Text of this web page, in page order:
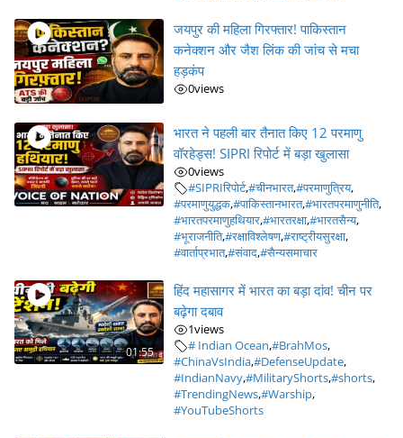
जयपुर की महिला गिरफ्तार! पाकिस्तान
कनेक्शन और जैश लिंक की जांच से मचा
हड़कंप
0views
भारत ने पहली बार तैनात किए 12 परमाणु
वॉरहेड्स! SIPRI रिपोर्ट में बड़ा खुलासा
0views
#SIPRIरिपोर्ट,#चीनभारत,#परमाणुत्रिय,
#परमाणुयुद्धक,#पाकिस्तानभारत,#भारतपरमाणुनीति,
#भारतपरमाणुहथियार,#भारतरक्षा,#भारतसैन्य,
#भूराजनीति,#रक्षाविश्लेषण,#राष्ट्रीयसुरक्षा,
#वार्ताप्रभात,#संवाद,#सैन्यसमाचार
01:55
हिंद महासागर में भारत का बड़ा दांव! चीन पर
बढ़ेगा दबाव
1views
# Indian Ocean,#BrahMos,
#ChinaVsIndia,#DefenseUpdate,
#IndianNavy,#MilitaryShorts,#shorts,
#TrendingNews,#Warship,
#YouTubeShorts